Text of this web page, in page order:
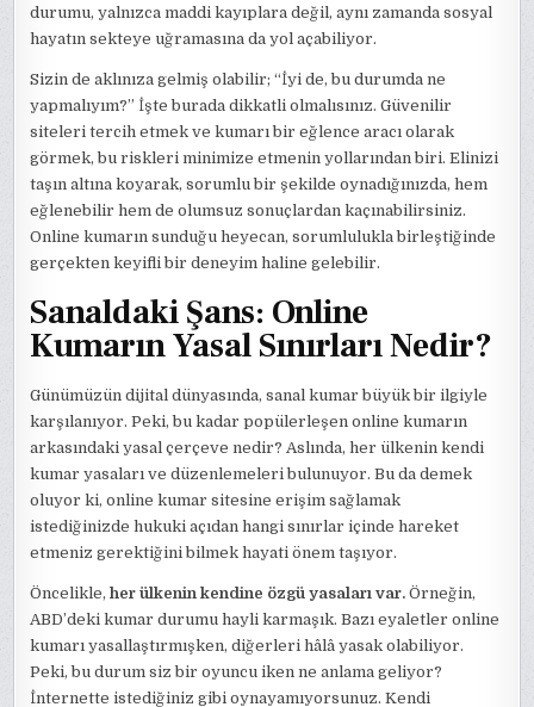
durumu, yalnızca maddi kayıplara değil, aynı zamanda sosyal
hayatın sekteye uğramasına da yol açabiliyor.
Sizin de aklınıza gelmiş olabilir; “İyi de, bu durumda ne
yapmalıyım?” İşte burada dikkatli olmalısınız. Güvenilir
siteleri tercih etmek ve kumarı bir eğlence aracı olarak
görmek, bu riskleri minimize etmenin yollarından biri. Elinizi
taşın altına koyarak, sorumlu bir şekilde oynadığınızda, hem
eğlenebilir hem de olumsuz sonuçlardan kaçınabilirsiniz.
Online kumarın sunduğu heyecan, sorumlulukla birleştiğinde
gerçekten keyifli bir deneyim haline gelebilir.
Sanaldaki Şans: Online
Kumarın Yasal Sınırları Nedir?
Günümüzün dijital dünyasında, sanal kumar büyük bir ilgiyle
karşılanıyor. Peki, bu kadar popülerleşen online kumarın
arkasındaki yasal çerçeve nedir? Aslında, her ülkenin kendi
kumar yasaları ve düzenlemeleri bulunuyor. Bu da demek
oluyor ki, online kumar sitesine erişim sağlamak
istediğinizde hukuki açıdan hangi sınırlar içinde hareket
etmeniz gerektiğini bilmek hayati önem taşıyor.
Öncelikle,her ülkenin kendine özgü yasaları var. Örneğin,
ABD’deki kumar durumu hayli karmaşık. Bazı eyaletler online
kumarı yasallaştırmışken, diğerleri hâlâ yasak olabiliyor.
Peki, bu durum siz bir oyuncu iken ne anlama geliyor?
İnternette istediğiniz gibi oynayamıyorsunuz. Kendi